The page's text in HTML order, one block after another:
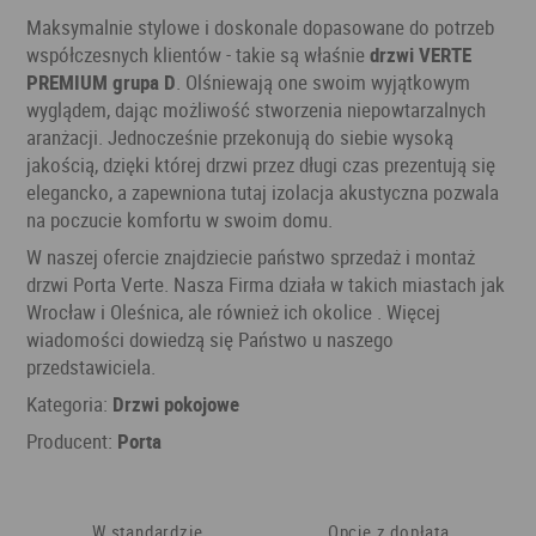
Maksymalnie stylowe i doskonale dopasowane do potrzeb
współczesnych klientów - takie są właśniedrzwi VERTE
PREMIUM grupa D. Olśniewają one swoim wyjątkowym
wyglądem, dając możliwość stworzenia niepowtarzalnych
aranżacji. Jednocześnie przekonują do siebie wysoką
jakością, dzięki której drzwi przez długi czas prezentują się
elegancko, a zapewniona tutaj izolacja akustyczna pozwala
na poczucie komfortu w swoim domu.
W naszej ofercie znajdziecie państwo sprzedaż i montaż
drzwi Porta Verte. Nasza Firma działa w takich miastach jak
Wrocław i Oleśnica, ale również ich okolice . Więcej
wiadomości dowiedzą się Państwo u naszego
przedstawiciela.
Kategoria: Drzwi pokojowe
Producent: Porta